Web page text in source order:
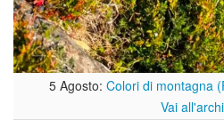
5 Agosto: Colori di montagna
Vai